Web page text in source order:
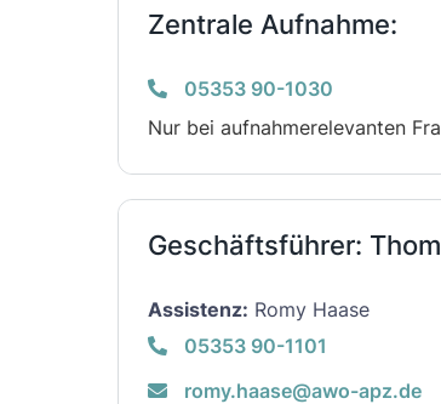
Zentrale Aufnahme:
05353 90-1030
Nur bei aufnahmerelevanten
Geschäftsführer:
Assistenz: Romy Haase
05353 90-1101
romy.haase@awo-apz.de